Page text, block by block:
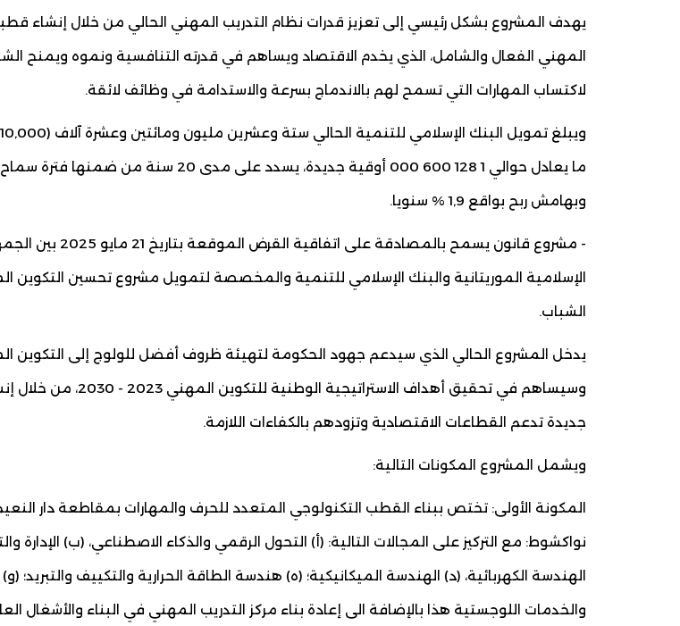
يهدف المشروع بشكل رئيسي إلى تعزيز قدرات نظام التدريب المهني الحالي من خلال إنشاء
المهني الفعال والشامل، الذي يخدم الاقتصاد ويساهم في قدرته التنافسية ونموه ويمنح
لاكتساب المهارات التي تسمح لهم بالاندماج بسرعة والاستدامة في وظائف لائقة.
وبهامش ربح بواقع 1,9 % سنويا.
- مشروع قانون يسمح بالمصادقة على اتفاقية القرض
الإسلامية الموريتانية والبنك الإسلامي للتنمية والمخصصة لتمويل مشروع تحسين التكوين
الشباب.
يدخل المشروع الحالي الذي سيدعم جهود الحكومة لتهيئة ظروف أفضل للولوج إلى التكوين
وسيساهم في تحقيق أهداف الاستراتيجية
جديدة تدعم القطاعات الاقتصادية وتزودهم بالكفاءات اللازمة.
ويشمل المشروع المكونات التالية:
المكونة الأولى: تختص ببناء القطب التكنولوجي المتعدد للحرف والمهارات بمقاطعة دار
نواكشوط: مع التركيز على المجالات التالية: (أ) التحول الرقمي والذكاء الاصطناعي، (ب) الإدارة
الهندسة الكهربائية، (د) الهندسة الميكانيكية؛ (ه) هندسة الطاقة الحرارية والتكييف والتبريد؛
والخدمات اللوجستية هذا بالإضافة الى إعادة بناء مركز التدريب المهني في البناء والأشغال